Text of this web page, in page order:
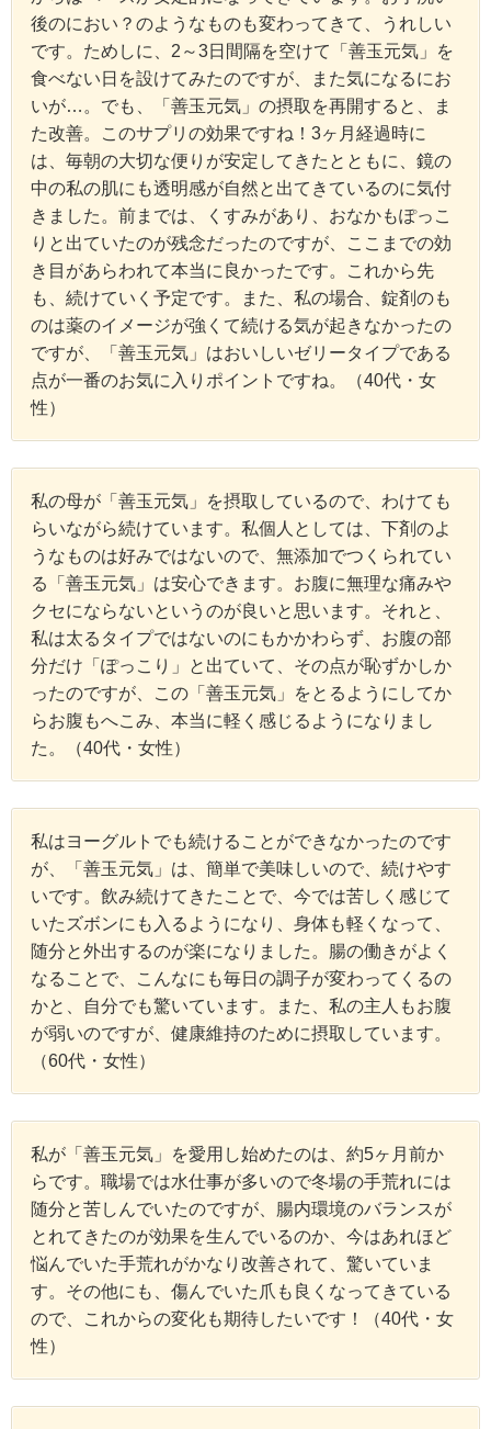
後のにおい？のようなものも変わってきて、うれしい
です。ためしに、2～3日間隔を空けて「善玉元気」を
食べない日を設けてみたのですが、また気になるにお
いが…。でも、「善玉元気」の摂取を再開すると、ま
た改善。このサプリの効果ですね！3ヶ月経過時に
は、毎朝の大切な便りが安定してきたとともに、鏡の
中の私の肌にも透明感が自然と出てきているのに気付
きました。前までは、くすみがあり、おなかもぽっこ
りと出ていたのが残念だったのですが、ここまでの効
き目があらわれて本当に良かったです。これから先
も、続けていく予定です。また、私の場合、錠剤のも
のは薬のイメージが強くて続ける気が起きなかったの
ですが、「善玉元気」はおいしいゼリータイプである
点が一番のお気に入りポイントですね。（40代・女
性）
私の母が「善玉元気」を摂取しているので、わけても
らいながら続けています。私個人としては、下剤のよ
うなものは好みではないので、無添加でつくられてい
る「善玉元気」は安心できます。お腹に無理な痛みや
クセにならないというのが良いと思います。それと、
私は太るタイプではないのにもかかわらず、お腹の部
分だけ「ぽっこり」と出ていて、その点が恥ずかしか
ったのですが、この「善玉元気」をとるようにしてか
らお腹もへこみ、本当に軽く感じるようになりまし
た。（40代・女性）
私はヨーグルトでも続けることができなかったのです
が、「善玉元気」は、簡単で美味しいので、続けやす
いです。飲み続けてきたことで、今では苦しく感じて
いたズボンにも入るようになり、身体も軽くなって、
随分と外出するのが楽になりました。腸の働きがよく
なることで、こんなにも毎日の調子が変わってくるの
かと、自分でも驚いています。また、私の主人もお腹
が弱いのですが、健康維持のために摂取しています。
（60代・女性）
私が「善玉元気」を愛用し始めたのは、約5ヶ月前か
らです。職場では水仕事が多いので冬場の手荒れには
随分と苦しんでいたのですが、腸内環境のバランスが
とれてきたのが効果を生んでいるのか、今はあれほど
悩んでいた手荒れがかなり改善されて、驚いていま
す。その他にも、傷んでいた爪も良くなってきている
ので、これからの変化も期待したいです！（40代・女
性）